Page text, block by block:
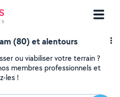
(80) et alentours
ou viabiliser votre terrain ?
membres professionnels et
les !